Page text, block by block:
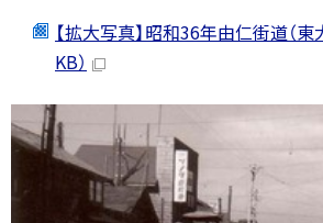
【拡大写真】昭和36年由仁街道（東
KB）